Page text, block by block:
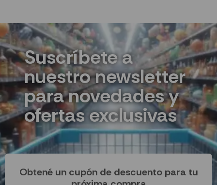
Suscríbete a
nuestro newsletter
para novedades y
ofertas exclusivas
Obtené un cupón de descuento para tu